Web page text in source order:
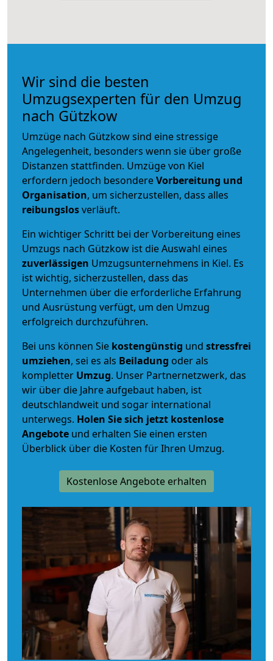
Wir sind die besten
Umzugsexperten für den Umzug
nach Gützkow
Umzüge nach Gützkow sind eine stressige
Angelegenheit, besonders wenn sie über große
Distanzen stattfinden. Umzüge von Kiel
erfordern jedoch besondereVorbereitung und
Organisation, um sicherzustellen, dass alles
reibungslosverläuft.
Ein wichtiger Schritt bei der Vorbereitung eines
Umzugs nach Gützkow ist die Auswahl eines
zuverlässigen Umzugsunternehmens in Kiel. Es
ist wichtig, sicherzustellen, dass das
Unternehmen über die erforderliche Erfahrung
und Ausrüstung verfügt, um den Umzug
erfolgreich durchzuführen.
Bei uns können Sie kostengünstig und stressfrei
umziehen, sei es als Beiladung oder als
kompletter Umzug. Unser Partnernetzwerk, das
wir über die Jahre aufgebaut haben, ist
deutschlandweit und sogar international
unterwegs. Holen Sie sich jetzt kostenlose
Angebote und erhalten Sie einen ersten
Überblick über die Kosten für Ihren Umzug.
Kostenlose Angebote erhalten